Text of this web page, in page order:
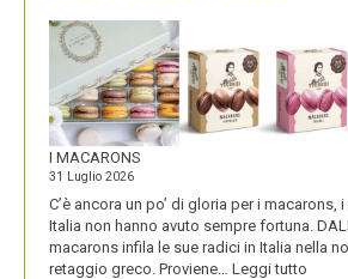
I MACARONS
31 Luglio 2026
C’è ancora un po’ di gloria per i macarons,
Italia non hanno avuto sempre fortuna.
macarons infila le sue radici in Italia nella
retaggio greco. Proviene… Leggi tutto